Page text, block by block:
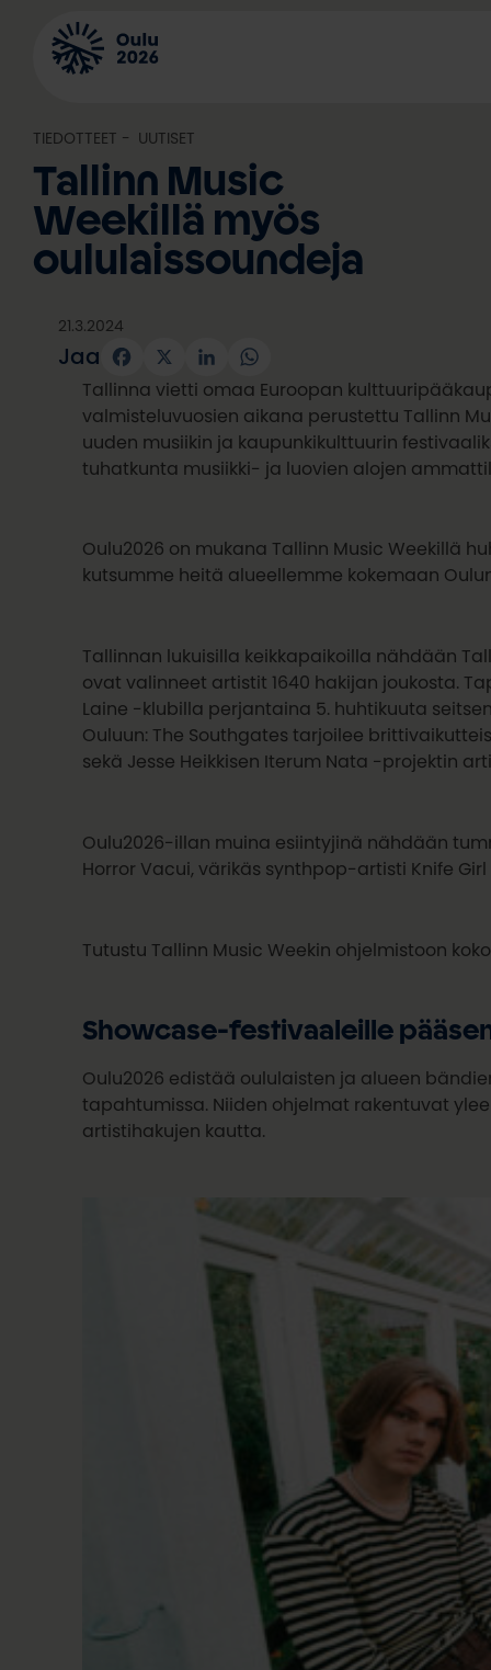
sisältöön
TIEDOTTEET UUTISET
Tallinn Music
Weekillä myös
oululaissoundeja
21.3.2024
Jaa Facebook
X LinkedInWhatsApp
Tallinna vietti omaa Euroopan
valmisteluvuosien aikana perustettu Tallinn
uuden musiikin ja kaupunkikulttuurin
tuhatkunta musiikki- ja luovien alojen
Oulu2026 on mukana Tallinn Music Weekillä
kutsumme heitä alueellemme kokemaan
Tallinnan lukuisilla keikkapaikoilla nähdään
ovat valinneet artistit 1640 hakijan joukosta.
Laine -klubilla perjantaina 5. huhtikuuta
Ouluun: The Southgates tarjoilee
sekä Jesse Heikkisen Iterum Nata -projektin
Oulu2026-illan muina esiintyjinä nähdään
Horror Vacui, värikäs synthpop-artisti Knife
Tutustu Tallinn Music Weekin ohjelmistoon
Showcase-festivaaleille
Oulu2026 edistää oululaisten ja alueen
tapahtumissa. Niiden ohjelmat rakentuvat
artistihakujen kautta.